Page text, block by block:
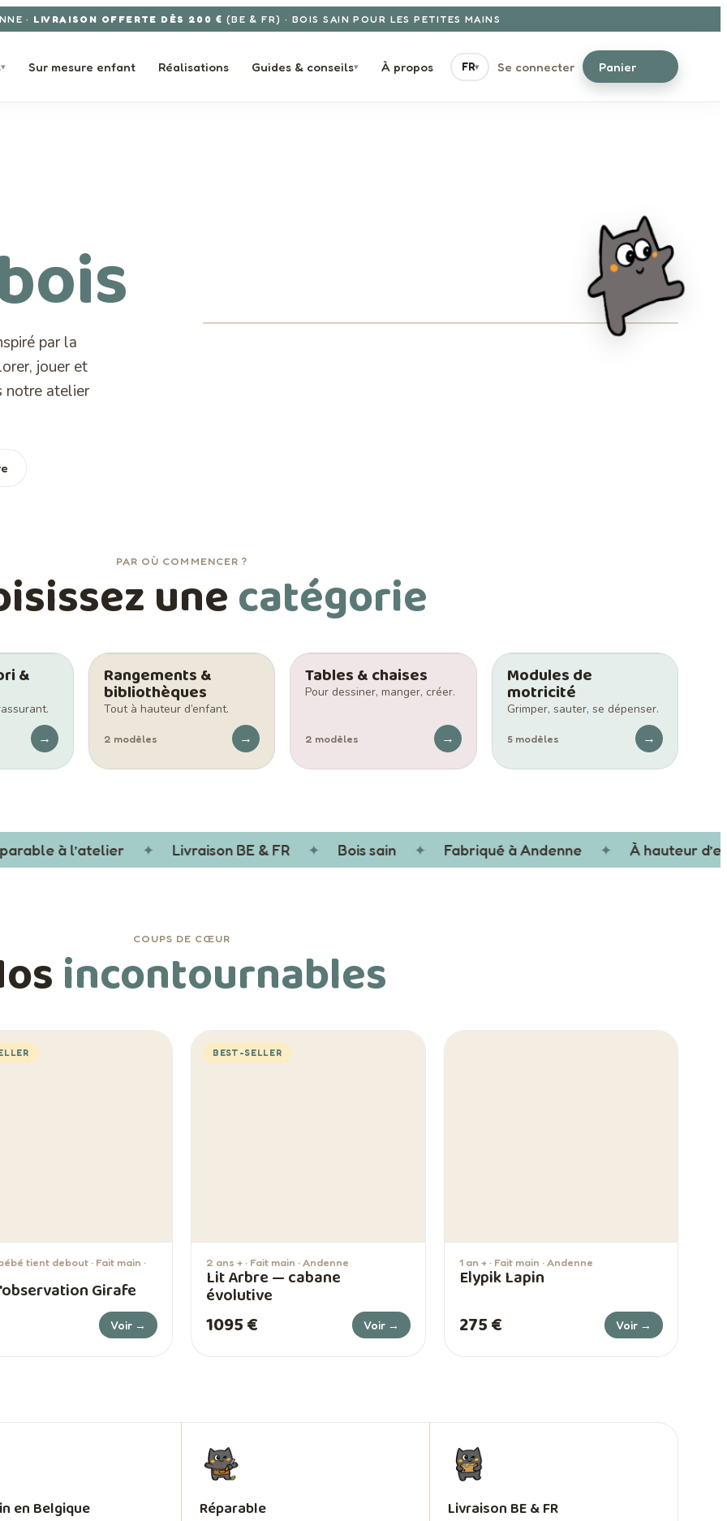
· LIVRAISON OFFERTE DÈS 200 € (BE & FR) · BOIS SAIN POUR LES PETITES MAINS
▾ Sur mesure enfant Réalisations Guides & conseils▾ À propos FR▾ Se connecter Panier
par la
jouer et
notre atelier
PAR OÙ COMMENCER ?
unecatégorie
&
→
Rangements &
bibliothèques
Tout à hauteur d’enfant.
2 modèles →
Tables & chaises
Pour dessiner, manger, créer.
2 modèles →
Modules de
motricité
Grimper, sauter, se dépenser.
5 modèles →
à l’atelier ✦ Livraison BE & FR ✦ Bois sain ✦ Fabriqué à Andenne ✦ À hauteur
COUPS DE CŒUR
incontournables
tient debout · Fait main ·
Girafe
Voir →
BEST-SELLER
2 ans + · Fait main · Andenne
Lit Arbre — cabane
évolutive
1095 € Voir →
1 an + · Fait main · Andenne
Elypik Lapin
275 € Voir →
en Belgique Réparable Livraison BE & FR